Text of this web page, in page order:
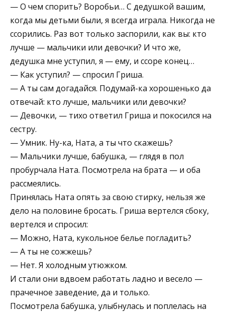
— О чем спорить? Воробьи… С дедушкой вашим,
когда мы детьми были, я всегда играла. Никогда не
ссорились. Раз вот только заспорили, как вы: кто
лучше — мальчики или девочки? И что же,
дедушка мне уступил, я — ему, и ссоре конец…
— Как уступил? — спросил Гриша.
— А ты сам догадайся. Подумай-ка хорошенько да
отвечай: кто лучше, мальчики или девочки?
— Девочки, — тихо ответил Гриша и покосился на
сестру.
— Умник. Ну-ка, Ната, а ты что скажешь?
— Мальчики лучше, бабушка, — глядя в пол
пробурчала Ната. Посмотрела на брата — и оба
рассмеялись.
Принялась Ната опять за свою стирку, нельзя же
дело на половине бросать. Гриша вертелся сбоку,
вертелся и спросил:
— Можно, Ната, кукольное белье погладить?
— А ты не сожжешь?
— Нет. Я холодным утюжком.
И стали они вдвоем работать ладно и весело —
прачечное заведение, да и только.
Посмотрела бабушка, улыбнулась и поплелась на